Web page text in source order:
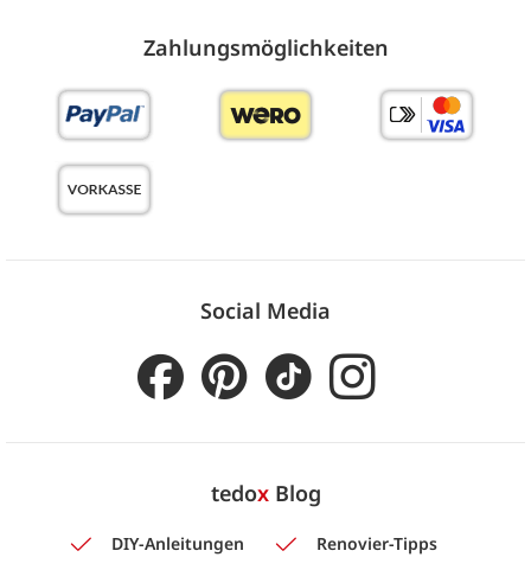
Zahlungs­möglich­keiten
Social Media
tedoxBlog
DIY-Anleitungen
Renovier-Tipps